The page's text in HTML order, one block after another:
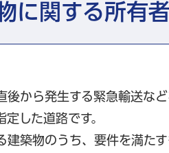
に関する所有
後から発生する緊急輸送な
した道路です。
建築物のうち、要件を満た